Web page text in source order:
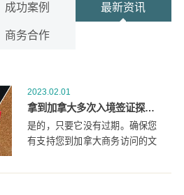
成功案例 最新资讯
商务合作
2023.02.01
拿到加拿大多次入境签证探亲，可以同时进行商务旅行吗？
是的，只要它没有过期。确保您
有支持您到加拿大商务访问的文